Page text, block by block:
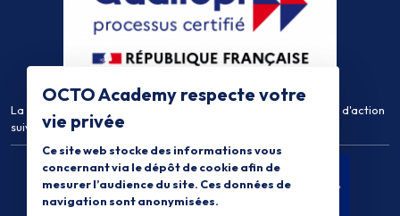
La certification qualité a été délivrée au titre de la catégorie d'action
suivante :Actions de Formation
OCTO Academy respecte votre
vie privée
Ce site web stocke des informations vous
concernant via le dépôt de cookie afin de
mesurer l’audience du site. Ces données de
navigation sont anonymisées.